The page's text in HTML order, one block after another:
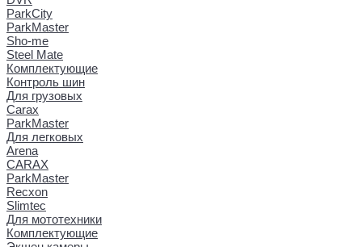
ParkCity
ParkMaster
Sho-me
Steel Mate
Комплектующие
Контроль шин
Для грузовых
Carax
ParkMaster
Для легковых
Arena
CARAX
ParkMaster
Recxon
Slimtec
Для мототехники
Комплектующие